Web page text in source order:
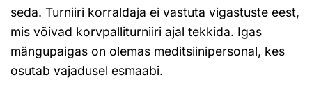
seda. Turniiri korraldaja ei vastuta vigastuste eest,
mis võivad korvpalliturniiri ajal tekkida. Igas
mängupaigas on olemas meditsiinipersonal, kes
osutab vajadusel esmaabi.